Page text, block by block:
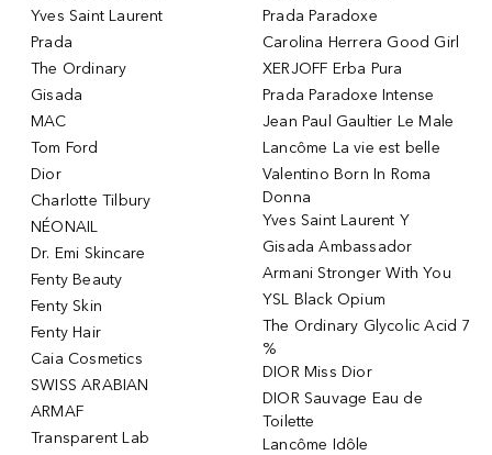
Yves Saint Laurent
Prada
The Ordinary
Gisada
MAC
Tom Ford
Dior
Charlotte Tilbury
NÉONAIL
Dr. Emi Skincare
Fenty Beauty
Fenty Skin
Fenty Hair
Caia Cosmetics
SWISS ARABIAN
ARMAF
Transparent Lab
Prada Paradoxe
Carolina Herrera Good Girl
XERJOFF Erba Pura
Prada Paradoxe Intense
Jean Paul Gaultier Le Male
Lancôme La vie est belle
Valentino Born In Roma
Donna
Yves Saint Laurent Y
Gisada Ambassador
Armani Stronger With You
YSL Black Opium
The Ordinary Glycolic Acid 7
%
DIOR Miss Dior
DIOR Sauvage Eau de
Toilette
Lancôme Idôle